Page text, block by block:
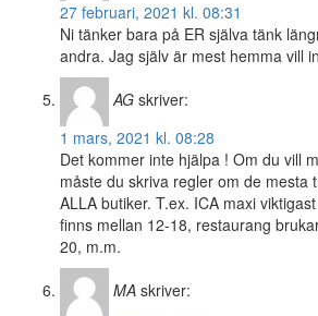
27 februari, 2021 kl. 08:31
Ni tänker bara på ER själva tänk
andra. Jag själv är mest hemma vill
AG skriver:
1 mars, 2021 kl. 08:28
Det kommer inte hjälpa ! Om du vill
måste du skriva regler om de mesta
ALLA butiker. T.ex. ICA maxi
finns mellan 12-18, restaurang
20, m.m.
MA skriver: